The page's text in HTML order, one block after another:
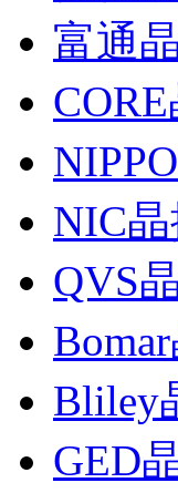
富通
NIC晶
QVS
Bliley
GED